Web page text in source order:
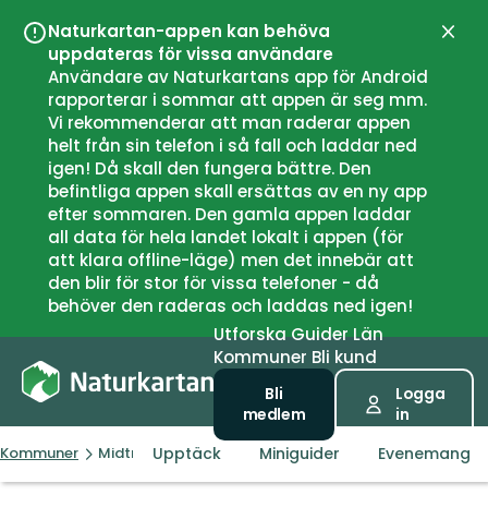
Naturkartan-appen kan behöva
uppdateras för vissa användare
Användare av Naturkartans app för Android
rapporterar i sommar att appen är seg mm.
Vi rekommenderar att man raderar appen
helt från sin telefon i så fall och laddar ned
igen! Då skall den fungera bättre. Den
befintliga appen skall ersättas av en ny app
efter sommaren. Den gamla appen laddar
all data för hela landet lokalt i appen (för
att klara offline-läge) men det innebär att
den blir för stor för vissa telefoner - då
behöver den raderas och laddas ned igen!
UtforskaGuiderLän
Kommuner Bli kund
Bli
medlem
Logga
in
Kommuner Midtre Gauldal
Upptäck Miniguider Evenemang